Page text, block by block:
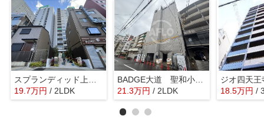
19.7万円 / 2LDK
BADGE大道 聖和小学校区
21.3万円 / 2LDK 18.5万円 /